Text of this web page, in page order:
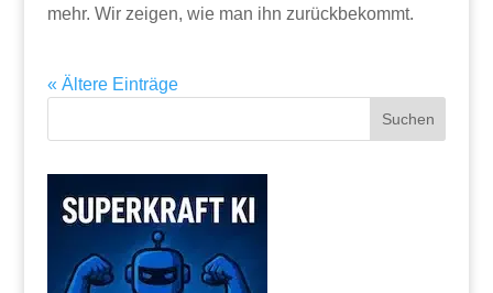
mehr. Wir zeigen, wie man ihn zurückbekommt.
« Ältere Einträge